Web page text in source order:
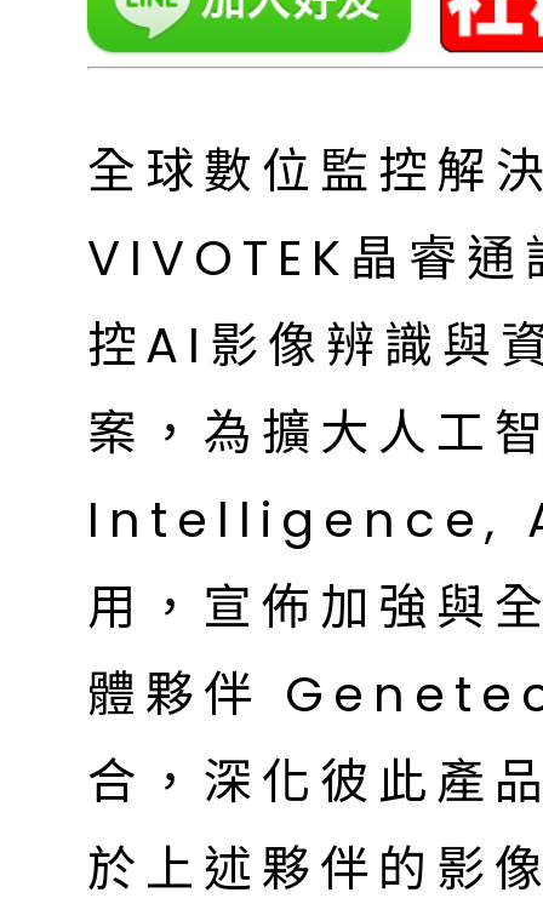
全球數位監控解
VIVOTEK晶睿通
控AI影像辨識與
案，為擴大人
Intelligence,
用，宣佈加強與
體夥伴
合，深化彼此產
於上述夥伴的影